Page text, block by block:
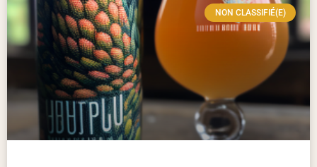
NON CLASSIFIÉ(E)